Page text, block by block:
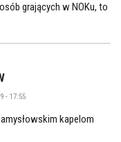
grających w NOKu, to
- 17:55
kapelom